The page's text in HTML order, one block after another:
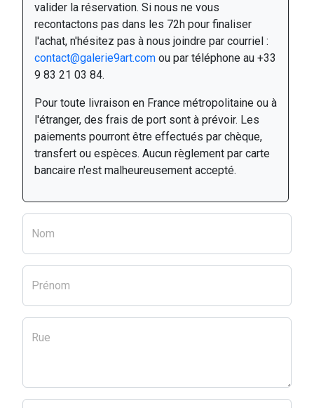
valider la réservation. Si nous ne vous
recontactons pas dans les 72h pour finaliser
l'achat, n'hésitez pas à nous joindre par courriel :
contact@galerie9art.com ou par téléphone au +33
9 83 21 03 84.
Pour toute livraison en France métropolitaine ou à
l'étranger, des frais de port sont à prévoir. Les
paiements pourront être effectués par chèque,
transfert ou espèces. Aucun règlement par carte
bancaire n'est malheureusement accepté.
Nom
Prénom
Rue